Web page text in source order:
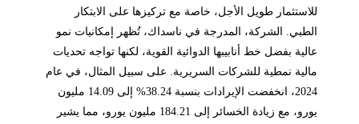
للاستثمار طويل الأجل، خاصة مع تركيزها على الابتكار
الطبي. الشركة، المدرجة في ناسداك، تُظهر إمكانيات نمو
عالية بفضل خط أنابيبها الدوائية القوية، لكنها تواجه تحديات
مالية نمطية للشركات السريرية. على سبيل المثال، في عام
2024، انخفضت الإيرادات بنسبة 38.24% إلى 14.09 مليون
يورو، مع زيادة الخسائر إلى 184.21 مليون يورو، مما يشير